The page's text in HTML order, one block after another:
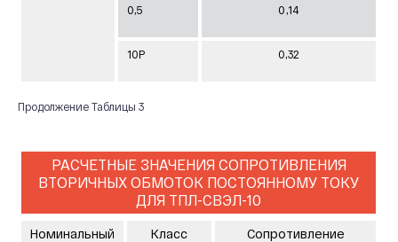
0,5 0,14
10Р 0,32
Продолжение Таблицы 3
РАСЧЕТНЫЕ ЗНАЧЕНИЯ СОПРОТИВЛЕНИЯ
ВТОРИЧНЫХ ОБМОТОК ПОСТОЯННОМУ ТОКУ
ДЛЯ ТПЛ-СВЭЛ-10
Номинальный
Класс
Сопротивление